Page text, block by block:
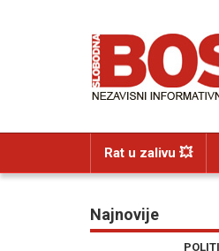
Rat u zalivu 💥
Najnovije